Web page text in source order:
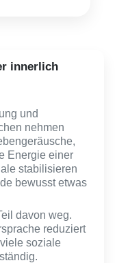
innerlich
und
nehmen
Energie einer
stabilisieren
bewusst etwas
davon weg.
reduziert
soziale